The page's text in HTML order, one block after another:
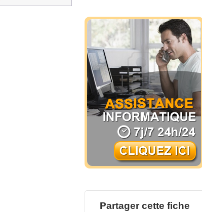
Partager cette fiche